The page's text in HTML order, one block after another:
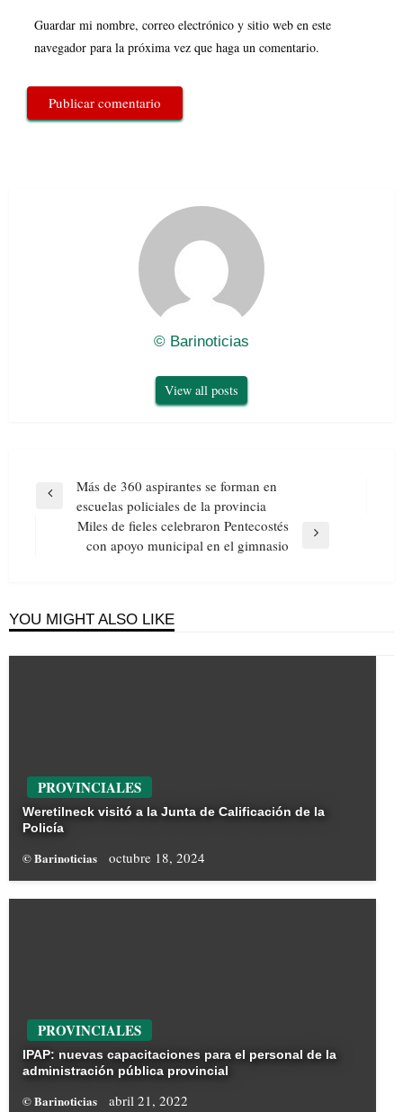
Guardar mi nombre, correo electrónico y sitio web en este
navegador para la próxima vez que haga un comentario.
© Barinoticias
View all posts
Navegación
entradas
Previous
Más de 360 aspirantes se forman en
escuelas policiales de la provincia
Miles de fieles celebraron Pentecostés
con apoyo municipal en el gimnasio
YOU MIGHT ALSO LIKE
PROVINCIALES
Weretilneck visitó a la Junta de Calificación de la
Policía
© Barinoticias octubre 18, 2024
PROVINCIALES
IPAP: nuevas capacitaciones para el personal de la
administración pública provincial
© Barinoticias abril 21, 2022